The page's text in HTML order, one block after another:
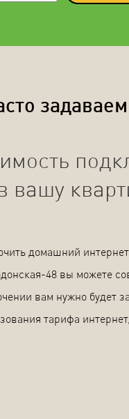
вашу
домашний
48 вы можете
вам нужно будет
тарифа